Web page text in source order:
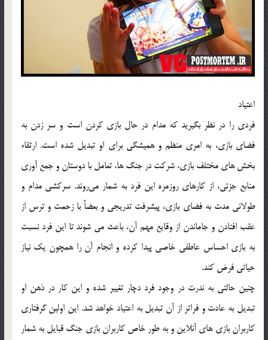
اعتیاد
فردی را در نظر بگیرید که مدام در حال بازی کردن است و سر زدن به
فضای بازی، به امری منظم و همیشگی برای او تبدیل شده است. ارتقاء
بخش های مختلف بازی، شرکت در جنگ ها، تعامل با دوستان و جمع آوری
منابع جزئی، از کارهای روزمره‌ این فرد به شمار می‌روند. سرکشی مدام و
طولانی مدت به فضای بازی، پیشرفت تدریجی و بعضاً با زحمت و ترس از
عقب افتادن و جاماندن از وقایع مهم آن، باعث می شوند تا این فرد نسبت
به بازی احساس عاطفی خاصی پیدا کرده و انجام آن را همچون یک نیاز
حیاتی فرض کند.
چنین حالتی به ندرت در وجود فرد دچار تغییر شده و این کار در ذهن او
تبدیل به عادت و فراتر از آن تبدیل به اعتیاد خواهد شد. این اولین گرفتاری
کاربران بازی های آنلاین و به طور خاص کاربران بازی جنگ قبایل به شمار